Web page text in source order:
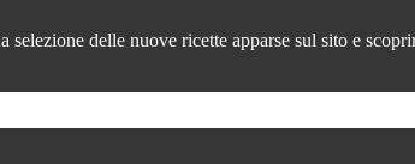
selezione delle nuove ricette apparse sul sito e